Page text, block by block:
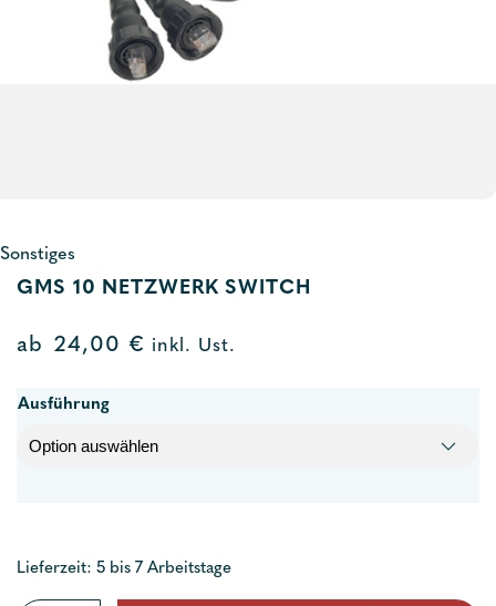
Sonstiges
GMS 10 NETZWERK SWITCH
ab 24,00 € inkl. Ust.
Ausführung
Lieferzeit: 5 bis 7 Arbeitstage